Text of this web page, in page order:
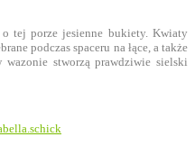
tej porze jesienne bukiety. Kwiaty
podczas spaceru na łące, a także
stworzą prawdziwie sielski